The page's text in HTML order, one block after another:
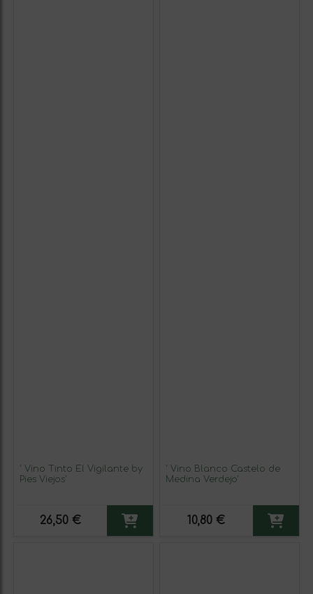
' Vino Tinto El Vigilante by
Pies Viejos'
26,50 €
' Vino Blanco Castelo de
Medina Verdejo'
10,80 €